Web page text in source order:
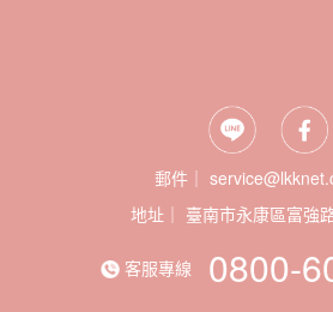
郵件｜
地址｜
客服專線 0800-